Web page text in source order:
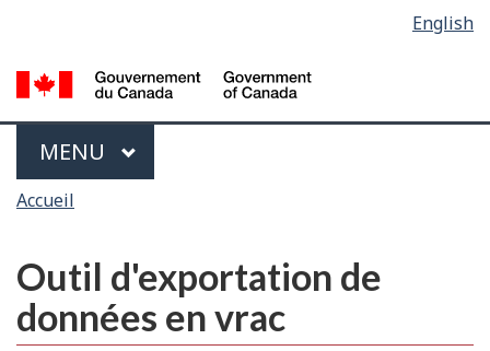
main
content
la
version
HTML
la
langue
English
Menu
MAIN
MENU
Vous
Accueil
Outil d'exportation de
données en vrac